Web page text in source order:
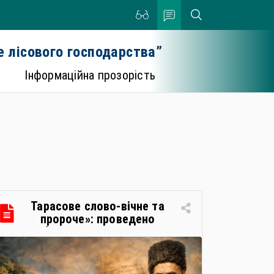
господарства”
Інформаційна прозорість
Тарасове слово-вічне та
пророче»: проведено
обласний літературний
флешмоб до 212 річчя з дня
народження Т.Г.Шевченка